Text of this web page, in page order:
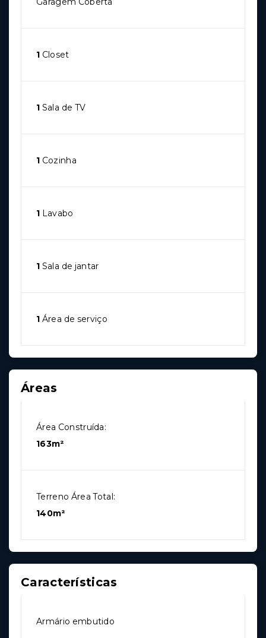
1 Closet
1 Sala de TV
1 Cozinha
1 Lavabo
1 Sala de jantar
1 Área de serviço
Áreas
Área Construída:
163m²
Terreno Área Total:
140m²
Características
Armário embutido